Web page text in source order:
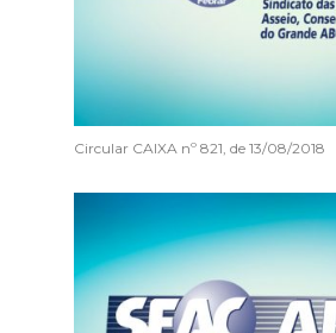
Circular CAIXA nº 821, de 13/08/2018